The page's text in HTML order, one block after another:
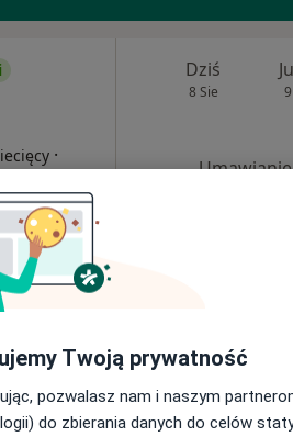
·
450 zł
Dziś
8 Sie
Twoją prywatność
pozwalasz nam i naszym
do zbierania danych do celów